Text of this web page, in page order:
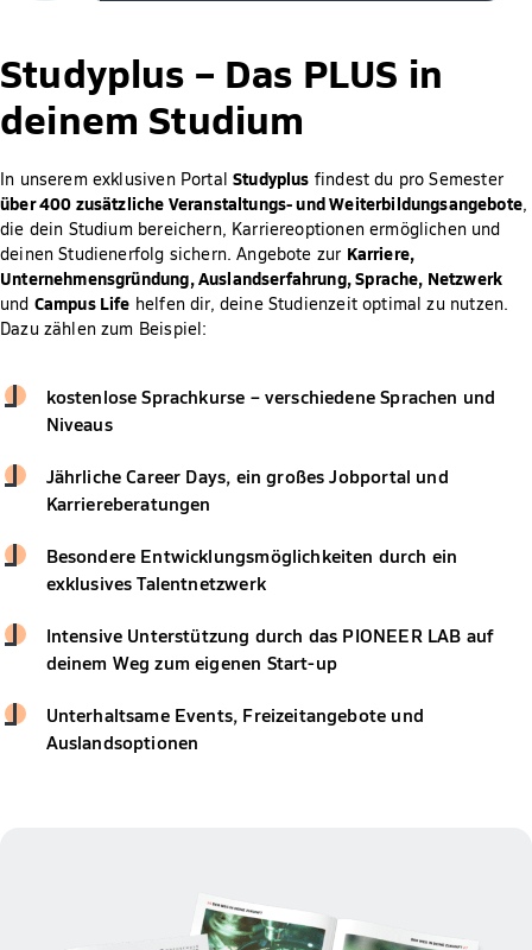
Studyplus – Das PLUS in
deinem Studium
In unserem exklusiven PortalStudyplus findest du pro Semester
über 400 zusätzliche Veranstaltungs- und Weiterbildungsangebote,
die dein Studium bereichern, Karriereoptionen ermöglichen und
deinen Studienerfolg sichern. Angebote zur Karriere,
Unternehmensgründung, Auslandserfahrung, Sprache, Netzwerk
und Campus Life helfen dir, deine Studienzeit optimal zu nutzen.
Dazu zählen zum Beispiel:
kostenlose Sprachkurse – verschiedene Sprachen und
Niveaus
Jährliche Career Days, ein großes Jobportal und
Karriereberatungen
Besondere Entwicklungsmöglichkeiten durch ein
exklusives Talentnetzwerk
Intensive Unterstützung durch das PIONEER LAB auf
deinem Weg zum eigenen Start-up
Unterhaltsame Events, Freizeitangebote und
Auslandsoptionen